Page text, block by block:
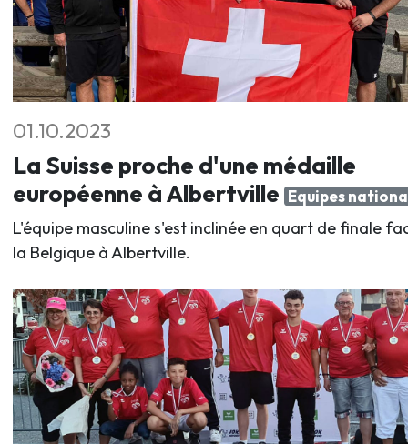
01.10.2023
La Suisse proche d'une médaille
européenne à Albertville Equipes
L'équipe masculine s'est inclinée en quart de finale
la Belgique à Albertville.